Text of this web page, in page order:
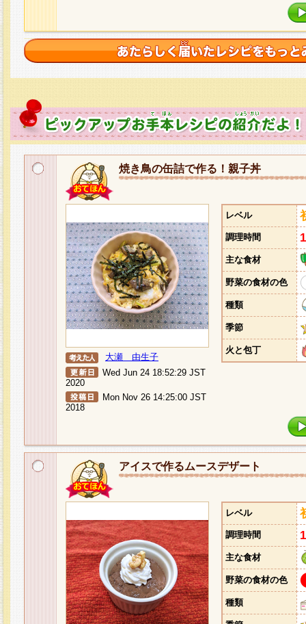
焼き鳥の缶詰で作る！親子丼
大瀬 由生子
Wed Jun 24 18:52:29 JST
2020
Mon Nov 26 14:25:00 JST
2018
レベル
調理時間
主な食材
野菜の食材の色
種類
季節
火と包丁
アイスで作るムースデザート
レベル
調理時間
主な食材
野菜の食材の色
種類